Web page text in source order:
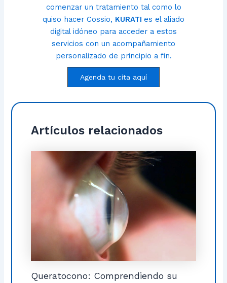
comenzar un tratamiento tal como lo
quiso hacer Cossio, KURATI es el aliado
digital idóneo para acceder a estos
servicios con un acompañamiento
personalizado de principio a fin.
Agenda tu cita aquí
Artículos relacionados
Queratocono: Comprendiendo su